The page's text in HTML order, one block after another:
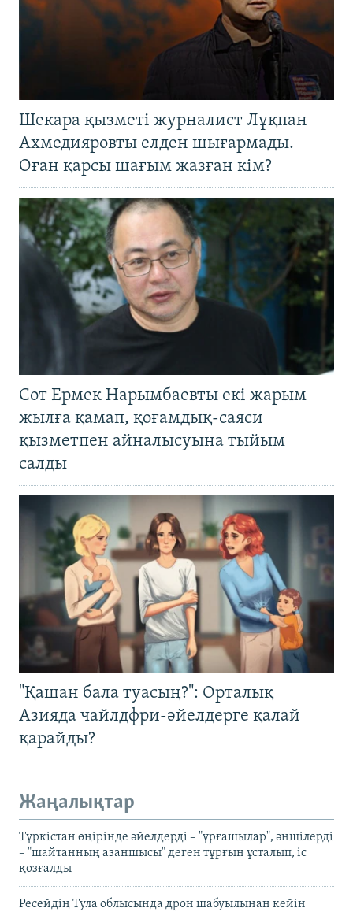
Шекара қызметі журналист Лұқпан
Ахмедияровты елден шығармады.
Оған қарсы шағым жазған кім?
Сот Ермек Нарымбаевты екі жарым
жылға қамап, қоғамдық-саяси
қызметпен айналысуына тыйым
салды
"Қашан бала туасың?": Орталық
Азияда чайлдфри-әйелдерге қалай
қарайды?
Жаңалықтар
Түркістан өңірінде әйелдерді – "ұрғашылар", әншілерді
– "шайтанның азаншысы" деген тұрғын ұсталып, іс
қозғалды
Ресейдің Тула облысында дрон шабуылынан кейін